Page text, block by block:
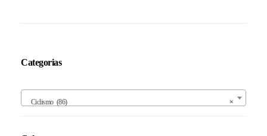
Categorias
×
Ciclismo (86)